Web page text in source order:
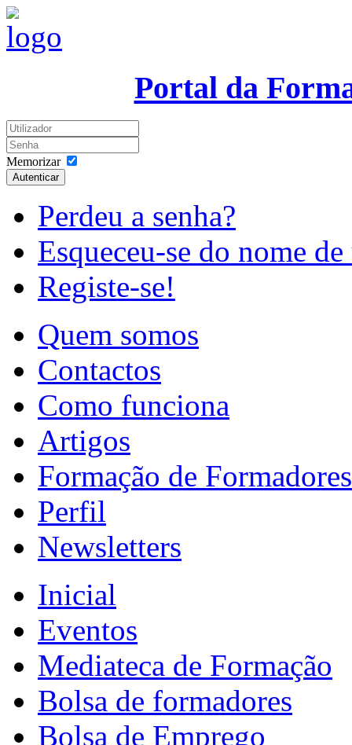
Portal da
Memorizar
Autenticar
Perdeu a senha?
Esqueceu-se do nome
Registe-se!
Quem somos
Contactos
Como funciona
Artigos
Formação de Formadores
Perfil
Newsletters
Inicial
Eventos
Mediateca de Formação
Bolsa de formadores
Bolsa de Emprego